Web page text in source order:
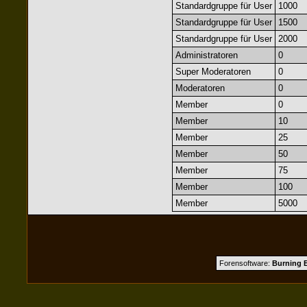
Standardgruppe für User
1000
Standardgruppe für User
1500
Standardgruppe für User
2000
Administratoren
0
Super Moderatoren
0
Moderatoren
0
Member
0
Member
10
Member
25
Member
50
Member
75
Member
100
Member
5000
Forensoftware: Burning